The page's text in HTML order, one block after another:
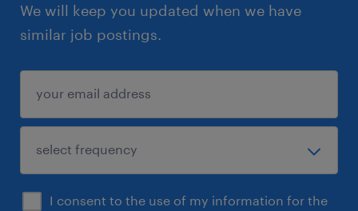
We will keep you updated when we have
similar job postings.
I consent to the use of my information for the